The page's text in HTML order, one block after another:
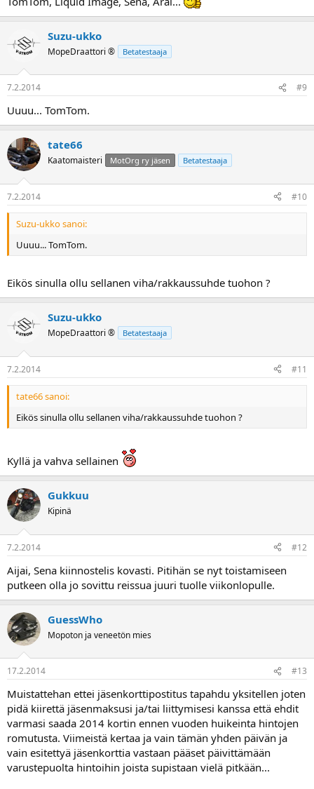
Suzu-ukko
MopeDraattori ® Betatestaaja
7.2.2014 #9
Uuuu... TomTom.
tate66
Kaatomaisteri MotOrg ry jäsen Betatestaaja
7.2.2014 #10
Suzu-ukko sanoi:
Uuuu... TomTom.
Eikös sinulla ollu sellanen viha/rakkaussuhde tuohon ?
Suzu-ukko
MopeDraattori ® Betatestaaja
7.2.2014 #11
tate66 sanoi:
Eikös sinulla ollu sellanen viha/rakkaussuhde tuohon ?
Kyllä ja vahva sellainen
Gukkuu
Kipinä
7.2.2014 #12
Aijai, Sena kiinnostelis kovasti. Pitihän se nyt toistamiseen
putkeen olla jo sovittu reissua juuri tuolle viikonlopulle.
GuessWho
Mopoton ja veneetön mies
17.2.2014 #13
Muistattehan ettei jäsenkorttipostitus tapahdu yksitellen joten
pidä kiirettä jäsenmaksusi ja/tai liittymisesi kanssa että ehdit
varmasi saada 2014 kortin ennen vuoden huikeinta hintojen
romutusta. Viimeistä kertaa ja vain tämän yhden päivän ja
vain esitettyä jäsenkorttia vastaan pääset päivittämään
varustepuolta hintoihin joista supistaan vielä pitkään...